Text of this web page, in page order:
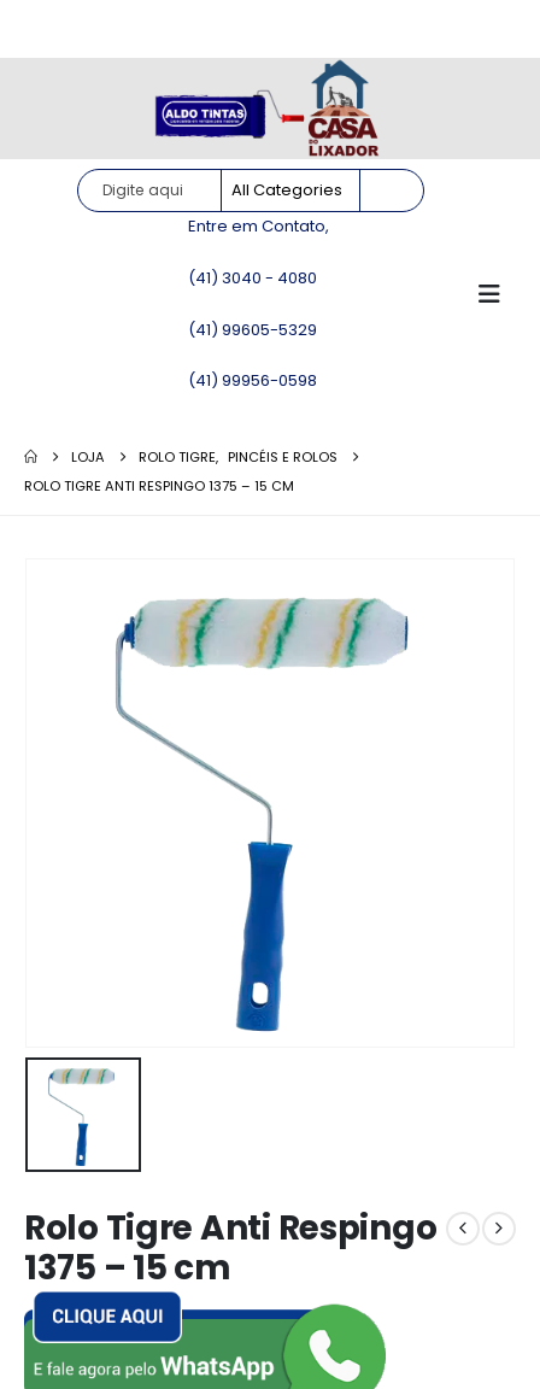
Entre em Contato,
(41) 3040 - 4080
(41) 99605-5329
(41) 99956-0598
LOJA ROLO TIGRE, PINCÉIS E ROLOS
ROLO TIGRE ANTI RESPINGO 1375 – 15 CM
Rolo Tigre Anti Respingo
1375 – 15 cm